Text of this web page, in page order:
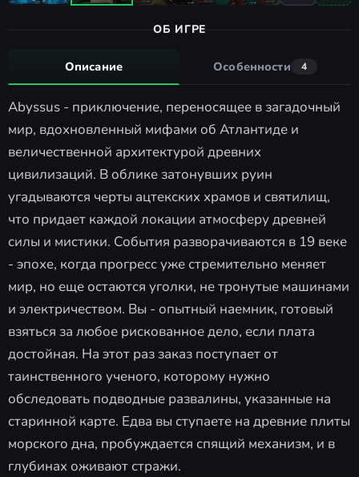
ОБ ИГРЕ
Описание Особенности 4
Abyssus - приключение, переносящее в загадочный
мир, вдохновленный мифами об Атлантиде и
величественной архитектурой древних
цивилизаций. В облике затонувших руин
угадываются черты ацтекских храмов и святилищ,
что придает каждой локации атмосферу древней
силы и мистики. События разворачиваются в 19 веке
- эпохе, когда прогресс уже стремительно меняет
мир, но еще остаются уголки, не тронутые машинами
и электричеством. Вы - опытный наемник, готовый
взяться за любое рискованное дело, если плата
достойная. На этот раз заказ поступает от
таинственного ученого, которому нужно
обследовать подводные развалины, указанные на
старинной карте. Едва вы ступаете на древние плиты
морского дна, пробуждается спящий механизм, и в
глубинах оживают стражи.